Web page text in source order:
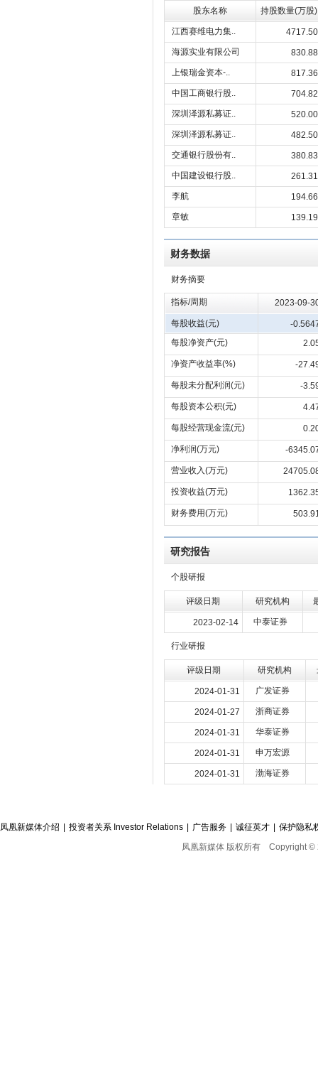
股东名称 持股数量(万股)
江西赛维电力集..
4717.50
海源实业有限公司
830.88
上银瑞金资本-..
817.36
中国工商银行股..
704.82
深圳泽源私募证..
520.00
深圳泽源私募证..
482.50
交通银行股份有..
380.83
中国建设银行股..
261.31
李航
194.66
章敏
139.19
财务数据
财务摘要
指标/周期 2023-09-
每股收益(元)
-
每股净资产(元)
净资产收益率(%) -
每股未分配利润(元) -
每股资本公积(元)
每股经营现金流(元)
净利润(万元) -
营业收入(万元)
投资收益(万元)
财务费用(万元)
研究报告
个股研报
评级日期 研究机构
2023-02-14 中泰证券
行业研报
评级日期 研究机构
2024-01-31 广发证券
2024-01-27 浙商证券
2024-01-31 华泰证券
2024-01-31 申万宏源
2024-01-31 渤海证券
凤凰新媒体介绍 投资者关系 Investor Relations 广告服务 诚征英才
保护隐私
凤凰新媒体 版权所有 Copyright ©